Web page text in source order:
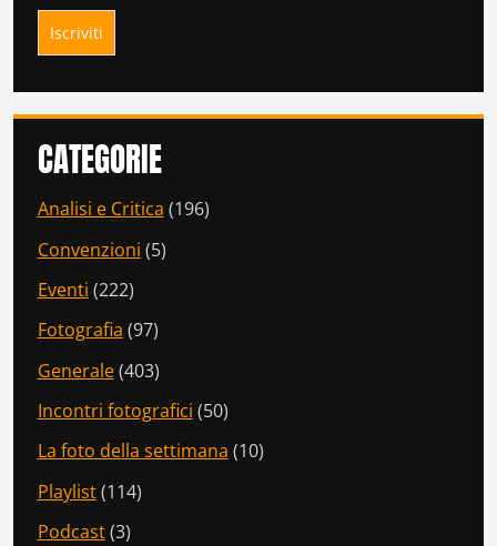
CATEGORIE
Analisi e Critica (196)
Convenzioni (5)
Eventi (222)
Fotografia (97)
Generale(403)
Incontri fotografici (50)
La foto della settimana (10)
Playlist(114)
Podcast(3)